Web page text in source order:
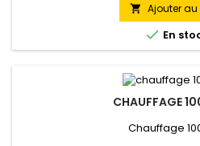
 Ajouter
 En
CHAUFFAGE
Chauffage